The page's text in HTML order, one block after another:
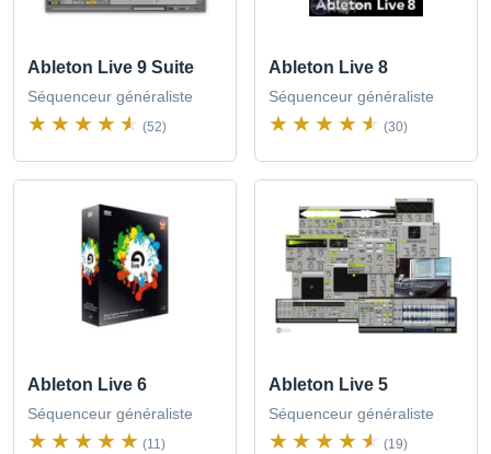
Ableton Live 9 Suite
Séquenceur généraliste
(52)
Ableton Live 8
Séquenceur généraliste
(30)
Ableton Live 6
Séquenceur généraliste
(11)
Ableton Live 5
Séquenceur généraliste
(19)